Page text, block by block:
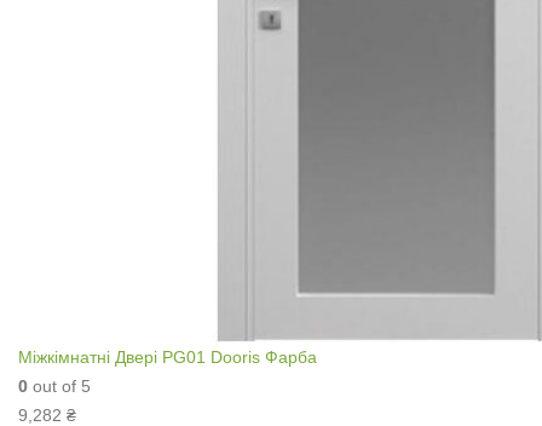
Міжкімнатні Двері PG01 Dooris Фарба
0 out of 5
9,282 ₴